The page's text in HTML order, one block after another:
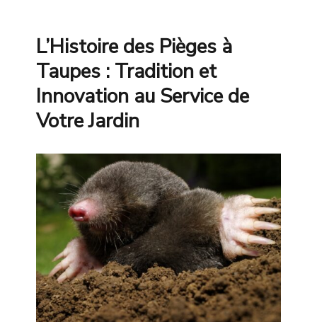
L’Histoire des Pièges à
Taupes : Tradition et
Innovation au Service de
Votre Jardin